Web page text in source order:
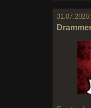
31.07.2026: